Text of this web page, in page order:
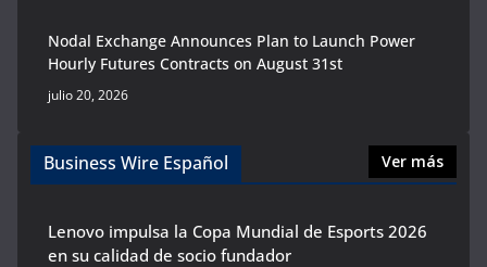
Nodal Exchange Announces Plan to Launch Power
Hourly Futures Contracts on August 31st
julio 20, 2026
Business Wire Español Ver más
Lenovo impulsa la Copa Mundial de Esports 2026
en su calidad de socio fundador